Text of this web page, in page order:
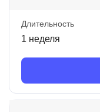
Длительность
1 неделя